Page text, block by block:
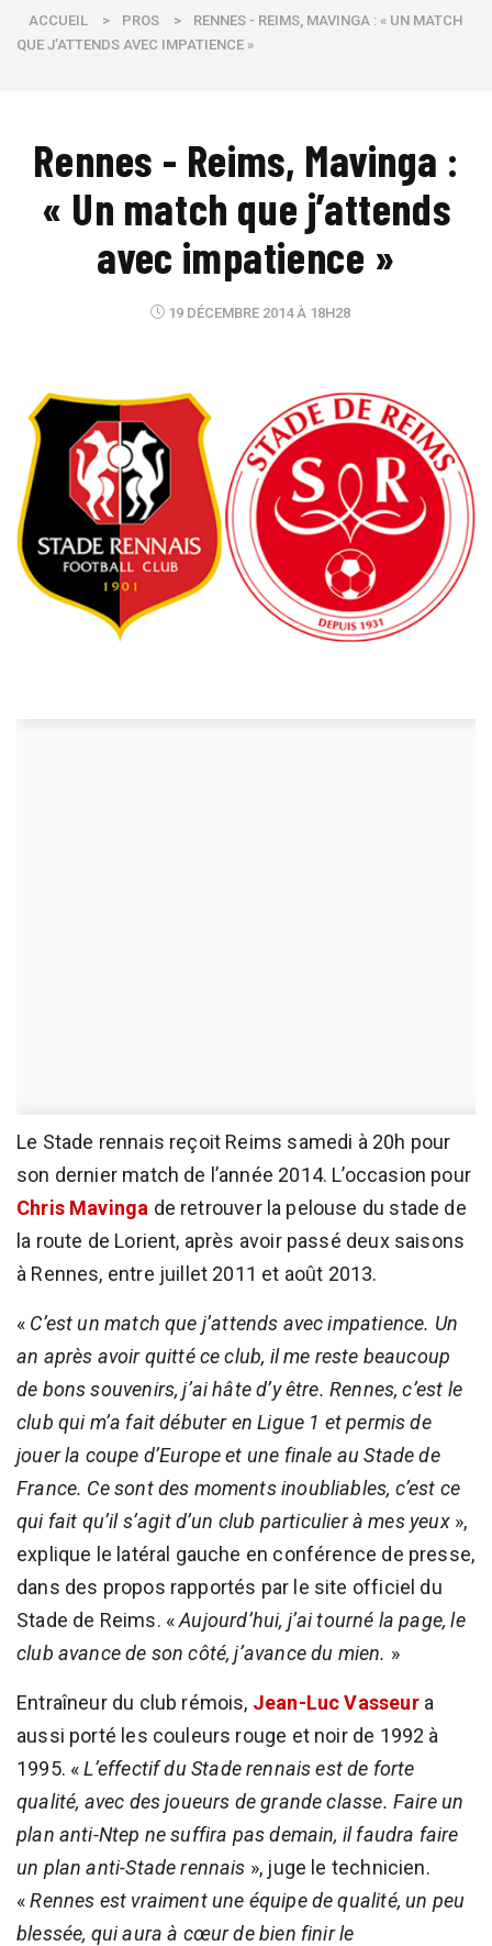
ACCUEIL > PROS >
RENNES - REIMS, MAVINGA : « UN MATCH
QUE J’ATTENDS AVEC IMPATIENCE »
Rennes - Reims, Mavinga :
« Un match que j’attends
avec impatience »
19 DÉCEMBRE 2014 À 18H28
Le Stade rennais reçoit Reims samedi à 20h pour
son dernier match de l’année 2014. L’occasion pour
Chris Mavinga de retrouver la pelouse du stade de
la route de Lorient, après avoir passé deux saisons
à Rennes, entre juillet 2011 et août 2013.
« C’est un match que j’attends avec impatience. Un
an après avoir quitté ce club, il me reste beaucoup
de bons souvenirs, j’ai hâte d’y être. Rennes, c’est le
club qui m’a fait débuter en Ligue 1 et permis de
jouer la coupe d’Europe et une finale au Stade de
France. Ce sont des moments inoubliables, c’est ce
qui fait qu’il s’agit d’un club particulier à mes yeux»,
explique le latéral gauche en conférence de presse,
dans des propos rapportés par le site officiel du
Stade de Reims. «Aujourd’hui, j’ai tourné la page, le
club avance de son côté, j’avance du mien. »
Entraîneur du club rémois, Jean-Luc Vasseura
aussi porté les couleurs rouge et noir de 1992 à
1995. «L’effectif du Stade rennais est de forte
qualité, avec des joueurs de grande classe. Faire un
plan anti-Ntep ne suffira pas demain, il faudra faire
un plan anti-Stade rennais », juge le technicien.
«Rennes est vraiment une équipe de qualité, un peu
blessée, qui aura à cœur de bien finir le